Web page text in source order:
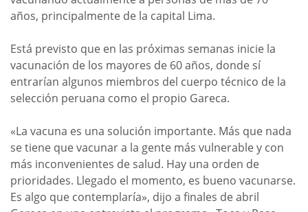
años, principalmente de la capital Lima.
Está previsto que en las próximas semanas inicie la
vacunación de los mayores de 60 años, donde sí
entrarían algunos miembros del cuerpo técnico de la
selección peruana como el propio Gareca.
«La vacuna es una solución importante. Más que nada
se tiene que vacunar a la gente más vulnerable y con
más inconvenientes de salud. Hay una orden de
prioridades. Llegado el momento, es bueno vacunarse.
Es algo que contemplaría», dijo a finales de abril